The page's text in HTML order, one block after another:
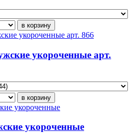
укороченные арт.
укороченные